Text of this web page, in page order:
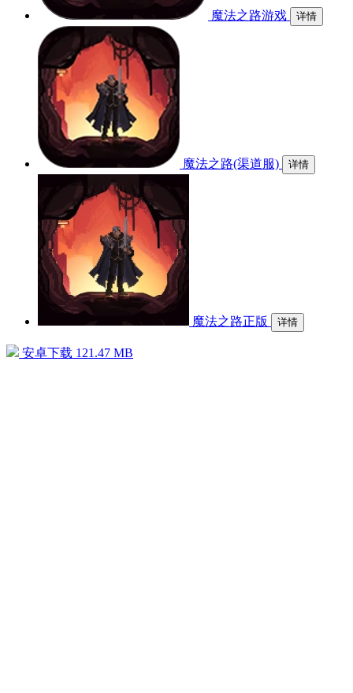
魔法之路游戏 详情
魔法之路(渠道服) 详情
魔法之路正版 详情
安卓下载 121.47 MB